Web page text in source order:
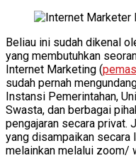
Beliau ini sudah dikenal
yang membutuhkan
Internet Marketing (
sudah pernah
Instansi Pemerintahan,
Swasta, dan berbagai
pengajaran secara privat.
yang disampaikan secara
melainkan melalui zoom/